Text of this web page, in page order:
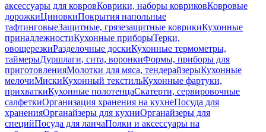
аксессуары для ковровКоврики, наборы ковриковКовровые
дорожкиЦиновкиПокрытия напольные
тафтинговыеЗащитные, грязезащитные коврикиКухонные
принадлежностиКухонные приборыТерки,
овощерезкиРазделочные доскиКухонные термометры,
таймерыДуршлаги, сита, воронкиФормы, приборы для
приготовленияМолотки для мяса, тендерайзерыКухонные
мелочиМискиКухонный текстильКухонные фартуки,
прихваткиКухонные полотенцаСкатерти, сервировочные
салфеткиОрганизация хранения на кухнеПосуда для
храненияОрганайзеры для кухниОрганайзеры для
специйПосуда для ланчаПолки и аксессуары на